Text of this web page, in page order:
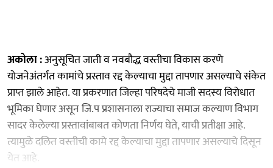
अकोला :अनुसूचित जाती व नवबाैद्ध वस्तीचा विकास करणे
याेजनेअंतर्गत कामांचे प्रस्ताव रद्द केल्याचा मुद्दा तापणार असल्याचे संकेत
प्राप्त झाले आहेत. या प्रकरणात जिल्हा परिषदेचे माजी सदस्य विराेधात
भूमिका घेणार असून जि.प प्रशासनाला राज्याचा समाज कल्याण विभाग
सादर केलेल्या प्रस्तावांबाबत काेणता निर्णय घेते, याची प्रतीक्षा आहे.
त्यामुळे दलित वस्तीची कामे रद्द केल्याचा मुद्दा तापणार असल्याचे दिसून
येत आहे.